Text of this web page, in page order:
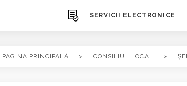
SERVICII ELECTRONICE
PAGINA PRINCIPALĂ > CONSILIUL LOCAL >